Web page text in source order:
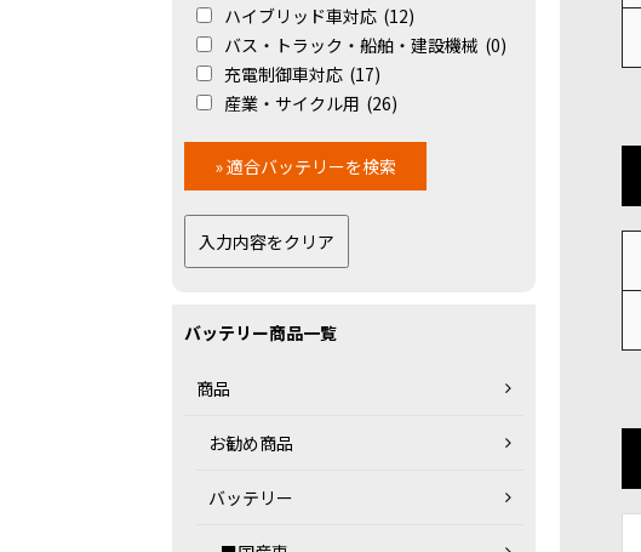
ハイブリッド車対応 (12)
バス・トラック・船舶・建設機械 (0)
充電制御車対応 (17)
産業・サイクル用 (26)
バッテリー商品一覧
商品
お勧め商品
バッテリー